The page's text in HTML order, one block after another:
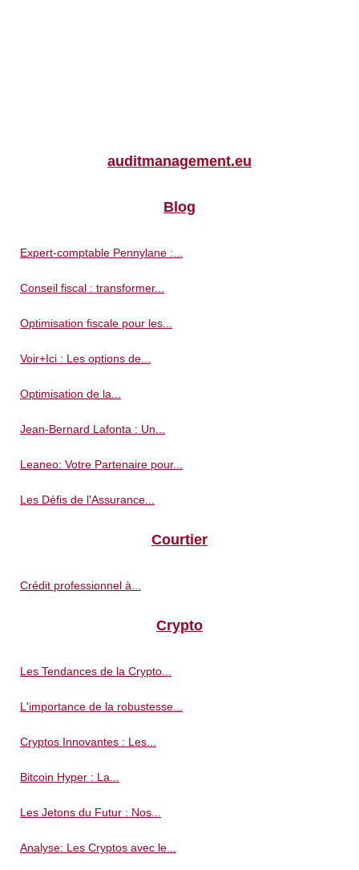
auditmanagement.eu
Blog
Expert-comptable Pennylane :...
Conseil fiscal : transformer...
Optimisation fiscale pour les...
Voir+Ici : Les options de...
Optimisation de la...
Jean-Bernard Lafonta : Un...
Leaneo: Votre Partenaire pour...
Les Défis de l'Assurance...
Courtier
Crédit professionnel à...
Crypto
Les Tendances de la Crypto...
L'importance de la robustesse...
Cryptos Innovantes : Les...
Bitcoin Hyper : La...
Les Jetons du Futur : Nos...
Analyse: Les Cryptos avec le...